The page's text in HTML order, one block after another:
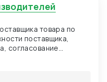
товара по
поставщика,
согласование
контроль за
документации
.